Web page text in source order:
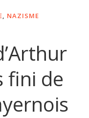
NAZISME
fini de